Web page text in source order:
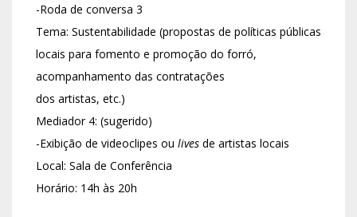
-Roda de conversa 3
Tema: Sustentabilidade (propostas de políticas públicas
locais para fomento e promoção do forró,
acompanhamento das contratações
dos artistas, etc.)
Mediador 4: (sugerido)
-Exibição de videoclipes ou lives de artistas locais
Local: Sala de Conferência
Horário: 14h às 20h